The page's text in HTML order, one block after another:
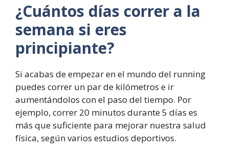
¿Cuántos días correr a la
semana si eres
principiante?
Si acabas de empezar en el mundo del running
puedes correr un par de kilómetros e ir
aumentándolos con el paso del tiempo. Por
ejemplo, correr 20 minutos durante 5 días es
más que suficiente para mejorar nuestra salud
física, según varios estudios deportivos.